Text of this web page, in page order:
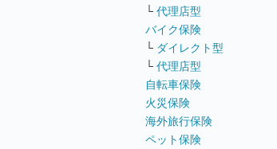
└ 代理店型
バイク保険
└ ダイレクト型
└ 代理店型
自転車保険
火災保険
海外旅行保険
ペット保険